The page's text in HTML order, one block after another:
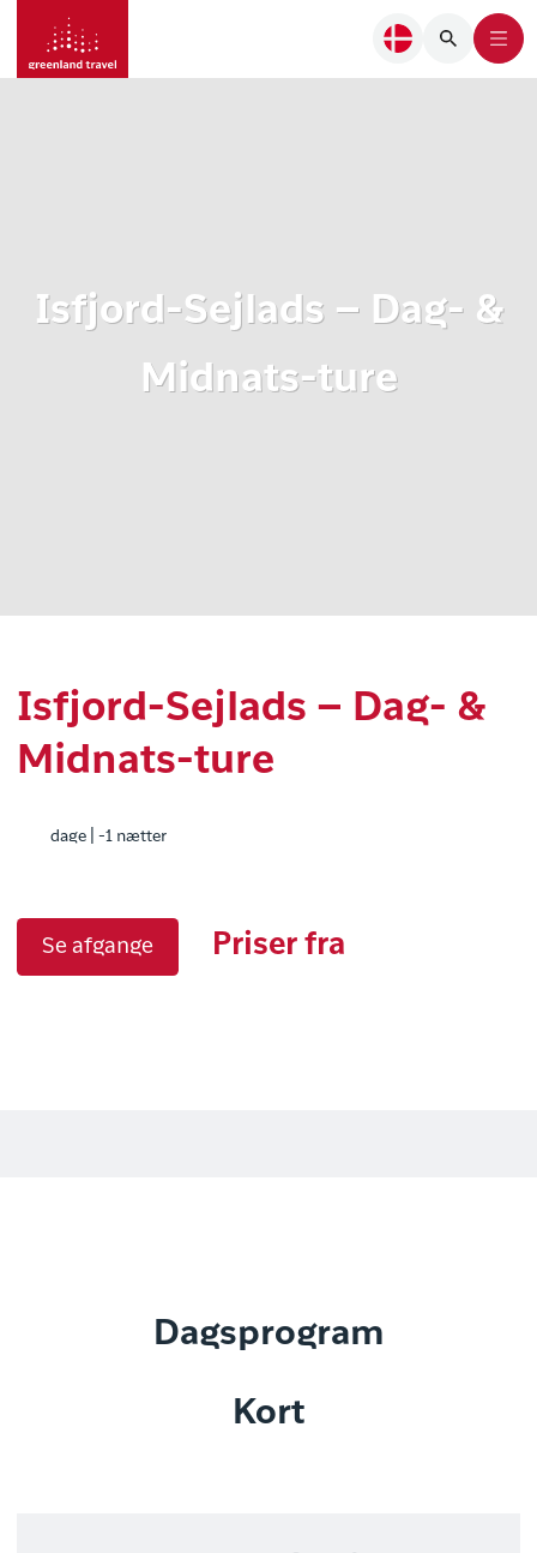
Isfjord-Sejlads – Dag- &
Midnats-ture
Isfjord-Sejlads – Dag- &
Midnats-ture
dage | -1 nætter
Se afgange Priser fra
Dagsprogram
Kort